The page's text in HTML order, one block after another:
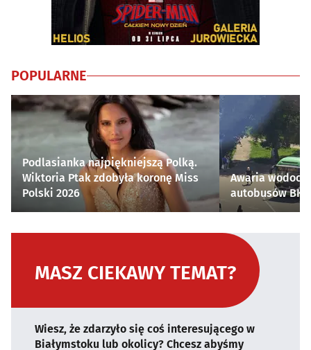
POPULARNE
Podlasianka najpiękniejszą Polką.
Wiktoria Ptak zdobyła koronę Miss
Polski 2026
Awaria
autobusów
MASZ CIEKAWY TEMAT?
Wiesz, że zdarzyło się coś interesującego w
Białymstoku lub okolicy? Chcesz abyśmy